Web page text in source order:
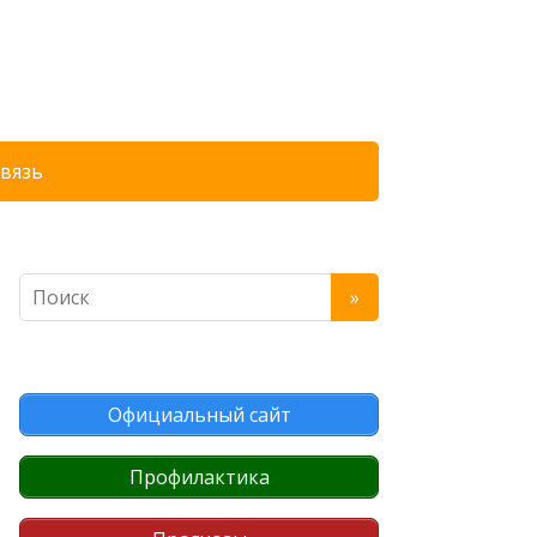
Официальный сайт
Профилактика